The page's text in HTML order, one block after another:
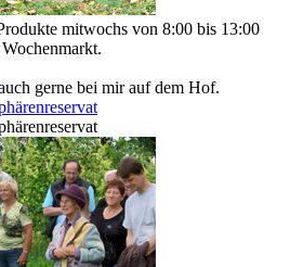
mitwochs von 8:00 bis 13:00
gerne bei mir auf dem Hof.